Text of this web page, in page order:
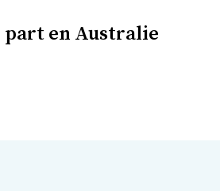
part en Australie